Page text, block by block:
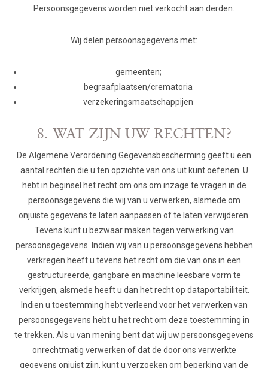
Persoonsgegevens worden niet verkocht aan derden.
Wij delen persoonsgegevens met:
gemeenten;
begraafplaatsen/crematoria
verzekeringsmaatschappijen
8. WAT ZIJN UW RECHTEN?
De Algemene Verordening Gegevensbescherming geeft u een
aantal rechten die u ten opzichte van ons uit kunt oefenen. U
hebt in beginsel het recht om ons om inzage te vragen in de
persoonsgegevens die wij van u verwerken, alsmede om
onjuiste gegevens te laten aanpassen of te laten verwijderen.
Tevens kunt u bezwaar maken tegen verwerking van
persoonsgegevens. Indien wij van u persoonsgegevens hebben
verkregen heeft u tevens het recht om die van ons in een
gestructureerde, gangbare en machine leesbare vorm te
verkrijgen, alsmede heeft u dan het recht op dataportabiliteit.
Indien u toestemming hebt verleend voor het verwerken van
persoonsgegevens hebt u het recht om deze toestemming in
te trekken. Als u van mening bent dat wij uw persoonsgegevens
onrechtmatig verwerken of dat de door ons verwerkte
gegevens onjuist zijn, kunt u verzoeken om beperking van de